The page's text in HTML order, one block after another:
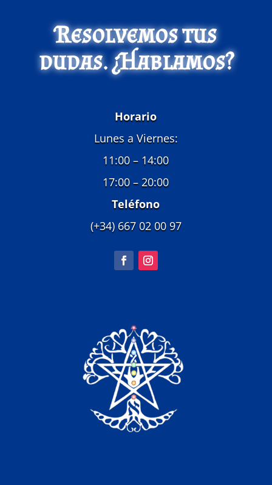
Resolvemos tus
dudas. ¿Hablamos?
Horario
Lunes a Viernes:
11:00 – 14:00
17:00 – 20:00
Teléfono
(+34) 667 02 00 97